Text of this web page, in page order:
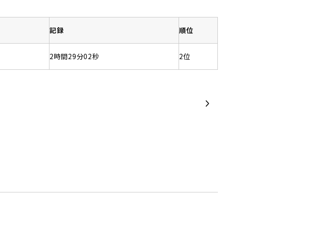
記録 順位
2時間29分02秒 2位